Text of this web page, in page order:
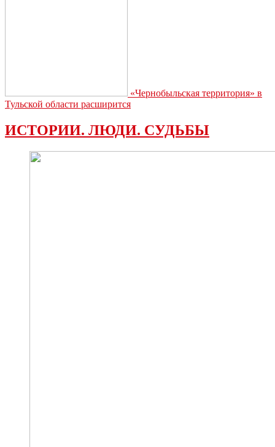
«Чернобыльская территория» в
Тульской области расширится
ИСТОРИИ. ЛЮДИ. СУДЬБЫ